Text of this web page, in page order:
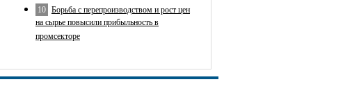
10 Борьба с перепроизводством и рост цен
на сырье повысили прибыльность в
промсекторе